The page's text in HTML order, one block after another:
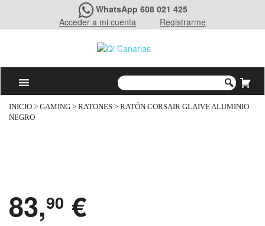
WhatsApp 608 021 425
Acceder a mi cuenta
Registrarme
INICIO > GAMING > RATONES > RATÓN CORSAIR GLAIVE ALUMINIO
NEGRO
83,90 €